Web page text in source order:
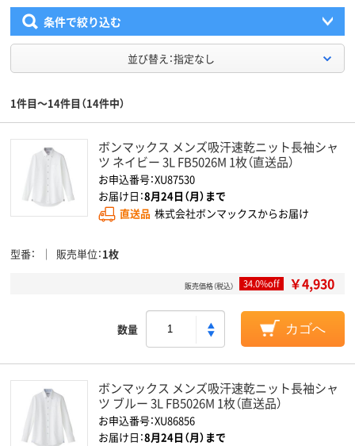
条件で絞り込む
並び替え：指定なし
1件目～14件目（14件中）
ボンマックス メンズ吸汗速乾ニット長袖シャ
ツ ネイビー 3L FB5026M 1枚（直送品）
お申込番号：XU87530
お届け日：8月24日（月）まで
直送品 株式会社ボンマックスからお届け
型番 販売単位 1枚
販売価格（税込） 34.0%off ￥4,930
数量 カゴへ
ボンマックス メンズ吸汗速乾ニット長袖シャ
ツ ブルー 3L FB5026M 1枚（直送品）
お申込番号：XU86856
お届け日：8月24日（月）まで